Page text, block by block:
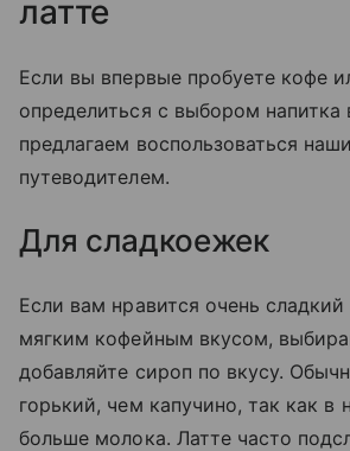
латте
Если вы впервые пробуете кофе
определиться с выбором напитка
предлагаем воспользоваться
путеводителем.
Для сладкоежек
Если вам нравится очень сладкий
мягким кофейным вкусом,
добавляйте сироп по вкусу.
горький, чем капучино, так как в
больше молока. Латте часто